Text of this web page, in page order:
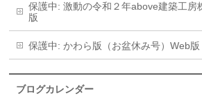
保護中: 激動の令和２年above建築工房
版
保護中: かわら版（お盆休み号）Web版
ブログカレンダー